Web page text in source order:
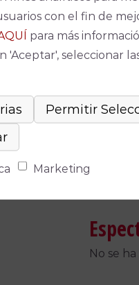
No se
con el fin de
para más
seleccionar
Marketing